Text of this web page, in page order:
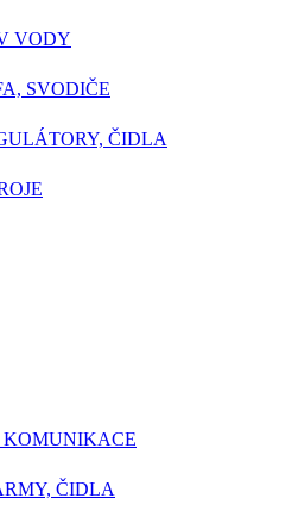
VODY
SVODIČE
ČIDLA
KOMUNIKACE
ČIDLA